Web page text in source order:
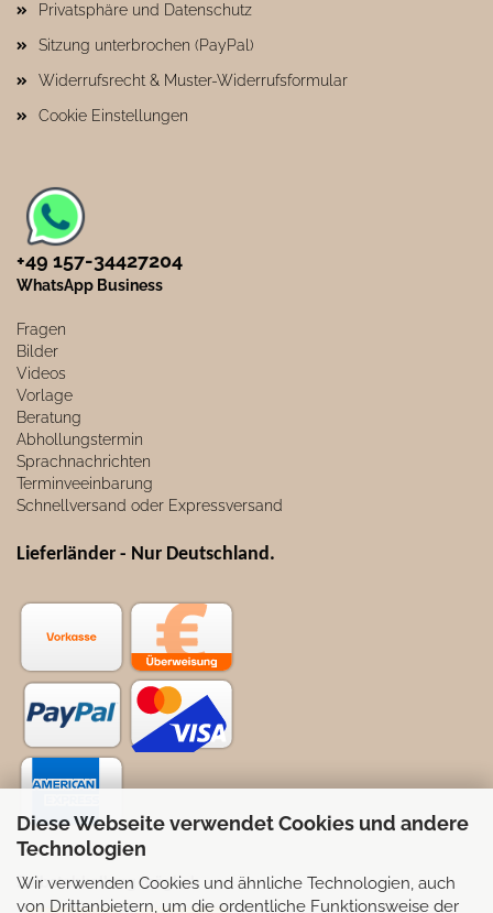
Diese Webseite verwendet Cookies und andere
Technologien
Wir verwenden Cookies und ähnliche Technologien, auch
von Drittanbietern, um die ordentliche Funktionsweise der
Privatsphäre und Datenschutz
Sitzung unterbrochen (PayPal)
Widerrufsrecht & Muster-Widerrufsformular
Cookie Einstellungen
+49 157-34427204​
WhatsApp Business
Fragen
Bilder
Videos
Vorlage
Beratung
Abhollungstermin
Sprachnachrichten
Terminveeinbarung
Schnellversand oder Expressversand
Lieferländer - Nur Deutschland.
Selbstabhollung möglich